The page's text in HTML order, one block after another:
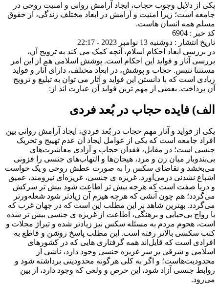
یکی از دلایل وجوب حجاب، ایجاد آرامش روانی و امنیت روحی در
جامعه است؛ زیرا امنیت و آرامش در ابعاد مختلف زندگی، از حقوق
مسلم همه انسان هاست.
کد خبر : 6904
تاریخ انتشار : دوشنبه 13 نوامبر 2023 - 22:17
در بررسی ابعاد احکام اسلام، آنچه کمک می کند به ترویج آن،
بررسی آثار و فواید این احکام است. پوشش اسلامی هم از این امر
مستثنا نتیس. حجاب و پوشش، در ابعاد مختلف، دارای آثار و فواید
زیادی است که با دانستن این فواید و آثار می توان به تبلیغ و ترویج
آن پرداخت. بعضی از مهم ترین فواید آن عبارت اند از :
الف) فایده‎ حجاب در بُعد فردی
یکی از فواید و آثار مهم حجاب در بُعد فردی، ایجاد آرامش روانی بین
افراد جامعه است که یکی از عوامل ایجاد آن عدم تهییج و تحریک
جنسی است؛ در مقابل، فقدان حجاب و آزادی معاشرتهای
بیبندوبار میان زن و مرد، هیجانها و التهابهای جنسی را فزونی
میبخشد و تقاضای سکس را به صورت عطش روحی و یک خواست
اشباع نشدنی درمی آورد. غریزه ی جنسی، غریزه ای نیرومند، عمیق
و دریا صفت است که هرچه بیش تر اطاعت شود بیش تر سرکش
میگردد؛ هم چون آتشی که هرچه هیزم آن زیادتر شود شعلهورتر
میگردد. بهترین شاهد بر این مطلب این است که در جهان غرب که
با رواج بیحیایی و برهنگی، اطاعت از غریزه ی جنسی بیش تر شده
است، هجوم مردم به مسئله سکس نیز زیادتر شده و تیراژ مجلات و
کتب سکسی بالاتر رفته است. این مطلب پاسخ روشن و قاطع به
افرادی است که قایل اند همه گرفتاری هایی که در کشورهای
اسلامی و شرقی بر سر غریزه جنسی وجود دارد، ناشی از
محدودیتهاست؛ و اگر به کلی هرگونه محدودیتی برداشته شود و
روابط جنسی آزاد شود، این حرص و ولعی که وجود دارد، از بین
میرود.